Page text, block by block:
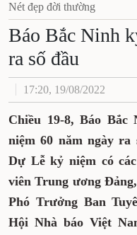
Nét đẹp đời thường
Báo Bắc Ninh
ra số đầu
17:20, 19/08/2022
Chiều 19-8, Báo
niệm 60 năm ngày ra
Dự Lễ kỷ niệm có
viên Trung ương
Phó Trưởng Ban
Hội Nhà báo Việt